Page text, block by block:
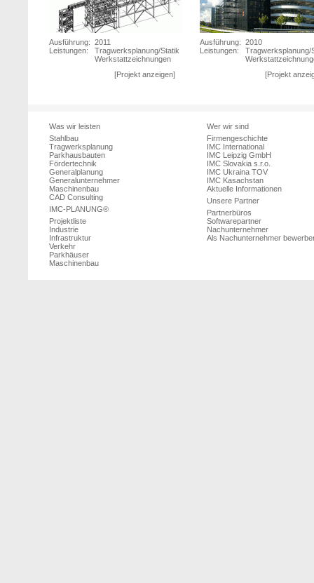
Ausführung: 2011
Leistungen:
Tragwerksplanung/Statik
Werkstattzeichnungen
[Projekt anzeigen]
Ausführung: 2010
Leistungen:
Tragwerksplanung/
[Projekt
Was wir leisten
Stahlbau
Tragwerksplanung
Parkhausbauten
Fördertechnik
Generalplanung
Generalunternehmer
Maschinenbau
CAD Consulting
IMC-PLANUNG®
Projektliste
Industrie
Infrastruktur
Verkehr
Parkhäuser
Maschinenbau
Wer wir sind
Firmengeschichte
IMC International
IMC Leipzig GmbH
IMC Slovakia s.r.o.
IMC Ukraina TOV
IMC Kasachstan
Aktuelle Informationen
Unsere Partner
Partnerbüros
Softwarepartner
Nachunternehmer
Als Nachunternehmer